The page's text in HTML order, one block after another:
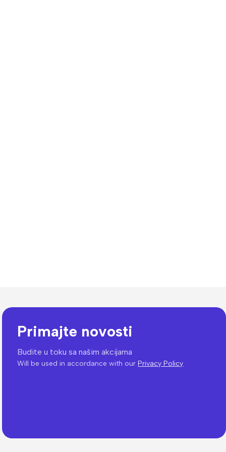
Primajte novosti
Budite u toku sa našim akcijama
Will be used in accordance with ourPrivacy Policy